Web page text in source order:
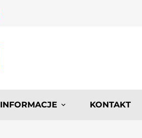
INFORMACJE KONTAKT